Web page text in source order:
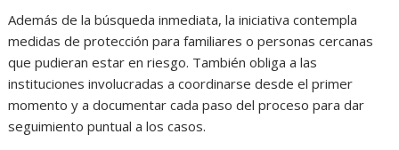
Además de la búsqueda inmediata, la iniciativa contempla
medidas de protección para familiares o personas cercanas
que pudieran estar en riesgo. También obliga a las
instituciones involucradas a coordinarse desde el primer
momento y a documentar cada paso del proceso para dar
seguimiento puntual a los casos.